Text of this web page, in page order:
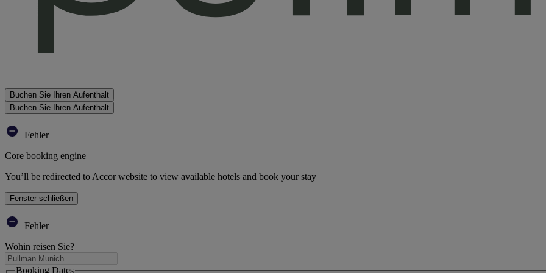
Buchen Sie Ihren Aufenthalt
Buchen Sie Ihren Aufenthalt
Fehler
Core booking engine
You’ll be redirected to Accor website to view available hotels and book your stay
Fenster schließen
Fehler
Wohin reisen Sie?
Booking Dates